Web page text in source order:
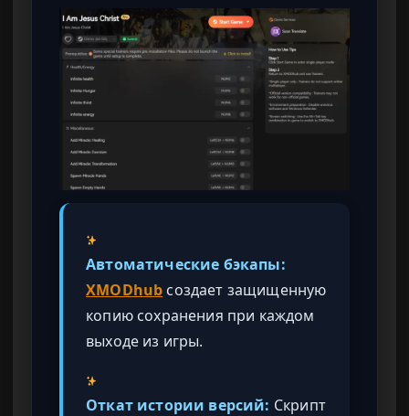
Автоматические бэкапы:
XMODhub создает защищенную
копию сохранения при каждом
выходе из игры.
Откат истории версий: Скрипт